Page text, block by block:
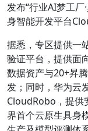
发布“行业AI梦工
身智能开发平台
据悉，专区提供一
验证平台，提供面
数据资产与20+昇
发；同时，华为云
CloudRobo，提供
界首个云原生具身